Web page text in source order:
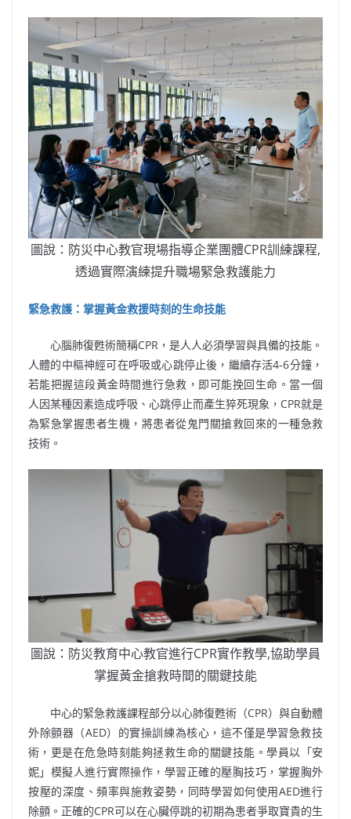
圖說：防災中心教官現場指導企業團體CPR訓練課程,
透過實際演練提升職場緊急救護能力
緊急救護：掌握黃金救援時刻的生命技能
心腦肺復甦術簡稱CPR ，是人人必須學習與具備的技能。
人體的中樞神經可在呼吸或心跳停止後，繼續存活4-6分鐘，
若能把握這段黃金時間進行急救，即可能挽回生命。當一個
人因某種因素造成呼吸、心跳停止而產生猝死現象， CPR就是
為緊急掌握患者生機，將患者從鬼門關搶救回來的一種急救
技術。
圖說：防災教育中心教官進行CPR實作教學,協助學員
掌握黃金搶救時間的關鍵技能
中心的緊急救護課程部分以心肺復甦術（CPR）與自動體
外除顫器（AED）的實操訓練為核心，這不僅是學習急救技
術，更是在危急時刻能夠拯救生命的關鍵技能。學員以「安
妮」模擬人進行實際操作，學習正確的壓胸技巧，掌握胸外
按壓的深度、頻率與施救姿勢，同時學習如何使用AED進行
除顫。正確的CPR可以在心臟停跳的初期為患者爭取寶貴的生